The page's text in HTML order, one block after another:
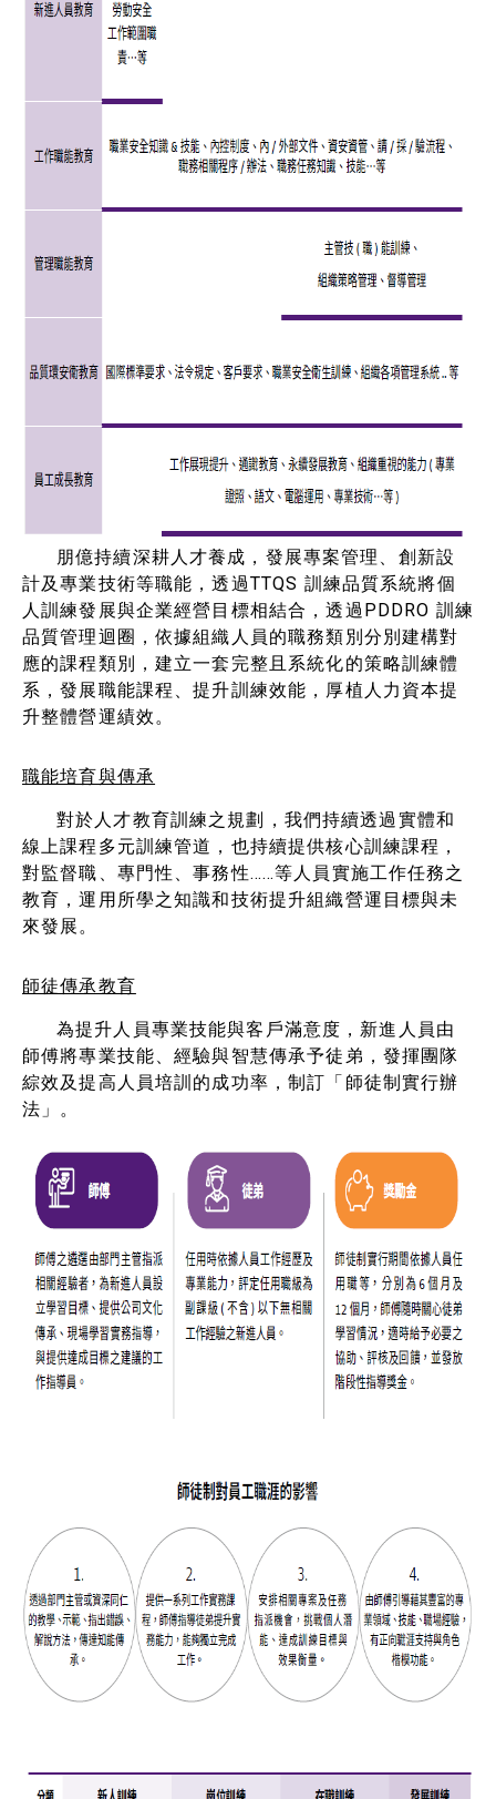
朋億持續深耕人才養成，發展專案管理、創新設
計及專業技術等職能，透過TTQS 訓練品質系統將個
人訓練發展與企業經營目標相結合，透過PDDRO 訓練
品質管理迴圈，依據組織人員的職務類別分別建構對
應的課程類別，建立一套完整且系統化的策略訓練體
系，發展職能課程、提升訓練效能，厚植人力資本提
升整體營運績效。
職能培育與傳承
對於人才教育訓練之規劃，我們持續透過實體和
線上課程多元訓練管道，也持續提供核心訓練課程，
對監督職、專門性、事務性……等人員實施工作任務之
教育，運用所學之知識和技術提升組織營運目標與未
來發展。
師徒傳承教育
為提升人員專業技能與客戶滿意度，新進人員由
師傅將專業技能、經驗與智慧傳承予徒弟，發揮團隊
綜效及提高人員培訓的成功率，制訂「師徒制實行辦
法」。